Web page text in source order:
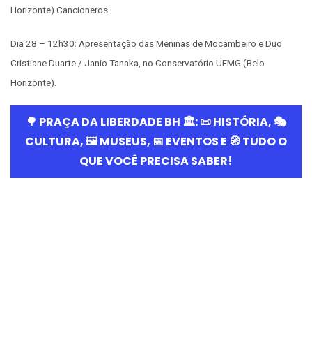
Horizonte) Cancioneros
Dia 28 – 12h30: Apresentação das Meninas de Mocambeiro e Duo
Cristiane Duarte / Janio Tanaka, no Conservatório UFMG (Belo
Horizonte).